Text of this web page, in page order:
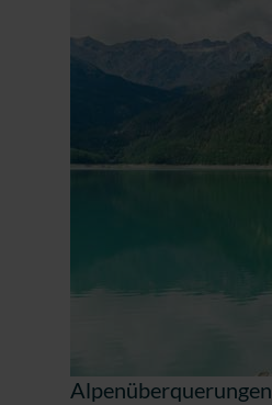
Alpenüberquerungen